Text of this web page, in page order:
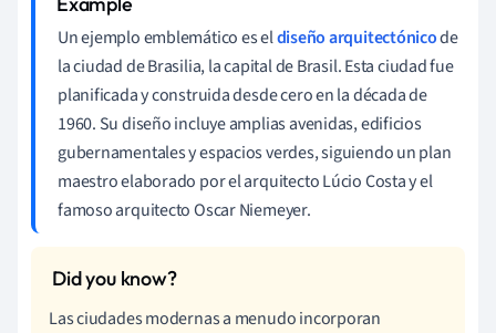
Un ejemplo emblemático es eldiseño arquitectónicode
la ciudad de Brasilia, la capital de Brasil. Esta ciudad fue
planificada y construida desde cero en la década de
1960. Su diseño incluye amplias avenidas, edificios
gubernamentales y espacios verdes, siguiendo un plan
maestro elaborado por el arquitecto Lúcio Costa y el
famoso arquitecto Oscar Niemeyer.
Las ciudades modernas a menudo incorporan